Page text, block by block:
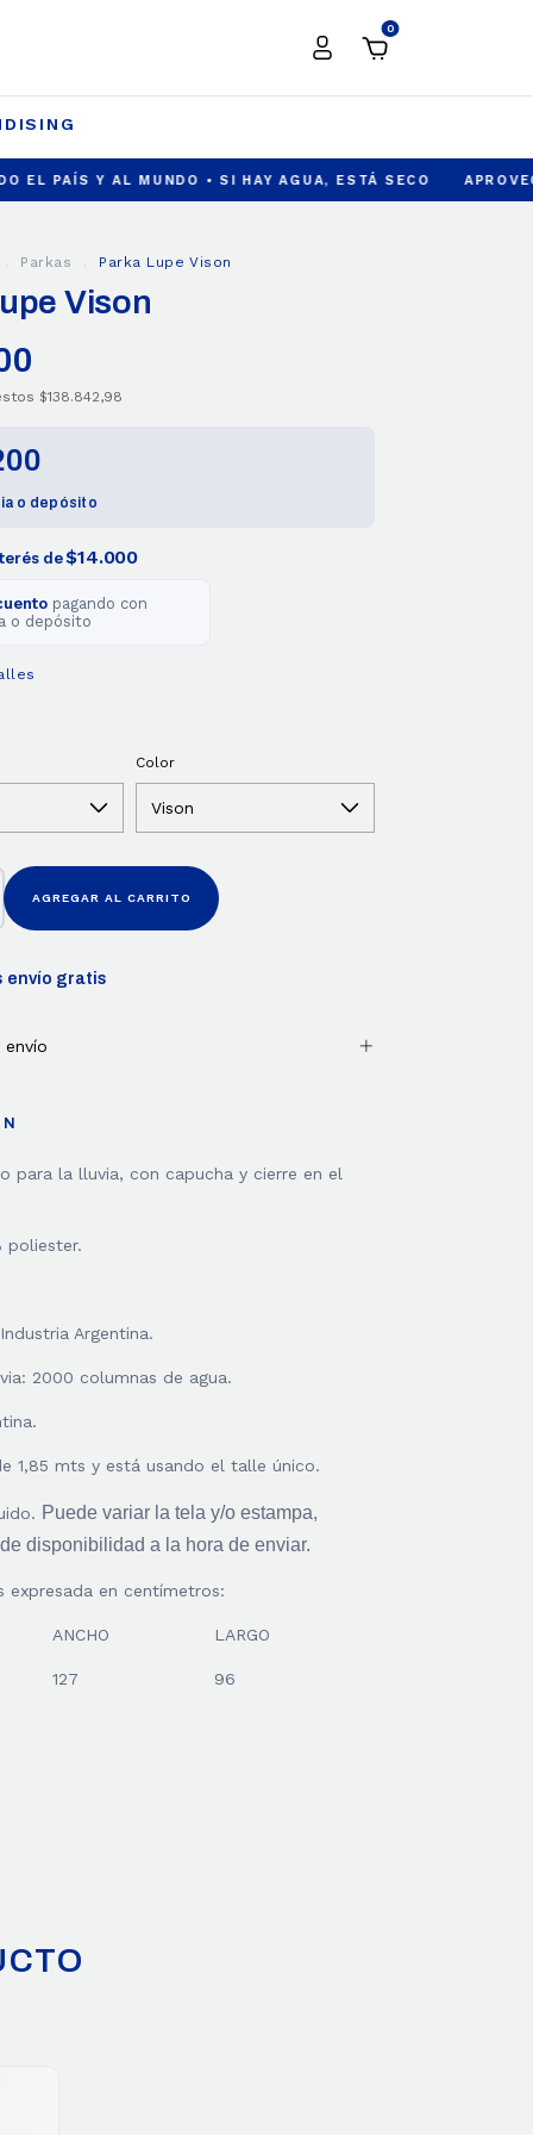
0
MUNDO • SI HAY AGUA, ESTÁ SECO APROVECHÀ 6 Y 12
. Parkas . Parka Lupe Vison
Vison
$138.842,98
o depósito
de$14.000
pagando con
o depósito
Color
envío gratis
para la lluvia, con capucha y cierre en el
poliester.
Argentina.
2000 columnas de agua.
1,85 mts y está usando el talle único.
Puede variar la tela y/o estampa,
disponibilidad a la hora de enviar.
expresada en centímetros:
ANCHO LARGO
127 96